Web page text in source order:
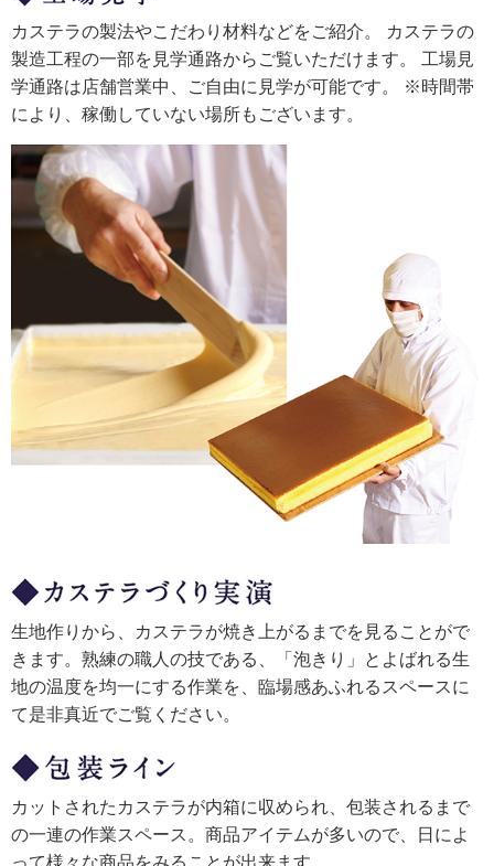
カステラの製法やこだわり材料などをご紹介。 カステラの
製造工程の一部を見学通路からご覧いただけます。 工場見
学通路は店舗営業中、ご自由に見学が可能です。 ※時間帯
により、稼働していない場所もございます。
生地作りから、カステラが焼き上がるまでを見ることがで
きます。熟練の職人の技である、「泡きり」とよばれる生
地の温度を均一にする作業を、臨場感あふれるスペースに
て是非真近でご覧ください。
カットされたカステラが内箱に収められ、包装されるまで
の一連の作業スペース。商品アイテムが多いので、日によ
って様々な商品をみることが出来ます。